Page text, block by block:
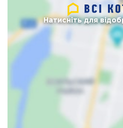
Натисніть для